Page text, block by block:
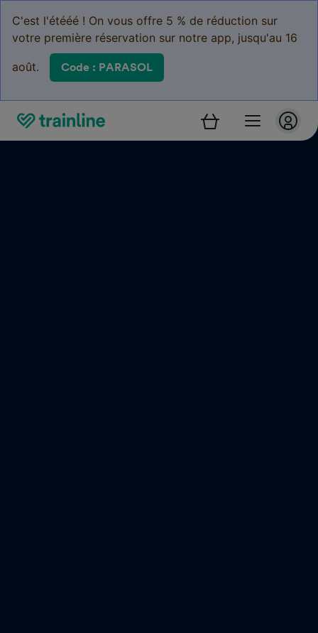
C'est l'étééé ! On vous offre 5 % de réduction sur
votre première réservation sur notre app, jusqu'au 16
août. Code : PARASOL